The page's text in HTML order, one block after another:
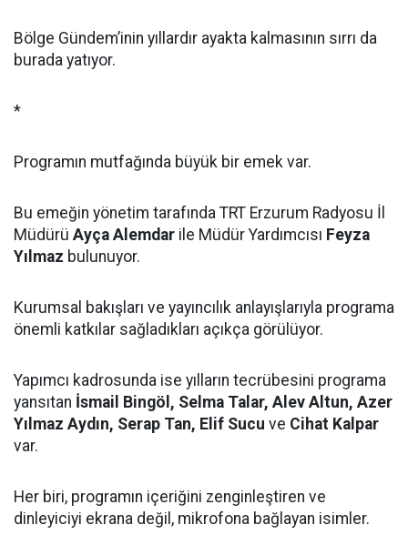
Bölge Gündem’inin yıllardır ayakta kalmasının sırrı da
burada yatıyor.
*
Programın mutfağında büyük bir emek var.
Bu emeğin yönetim tarafında TRT Erzurum Radyosu İl
Müdürü Ayça Alemdar ile Müdür Yardımcısı Feyza
Yılmaz bulunuyor.
Kurumsal bakışları ve yayıncılık anlayışlarıyla programa
önemli katkılar sağladıkları açıkça görülüyor.
Yapımcı kadrosunda ise yılların tecrübesini programa
yansıtan İsmail Bingöl, Selma Talar, Alev Altun, Azer
Yılmaz Aydın, Serap Tan, Elif Sucu ve Cihat Kalpar
var.
Her biri, programın içeriğini zenginleştiren ve
dinleyiciyi ekrana değil, mikrofona bağlayan isimler.